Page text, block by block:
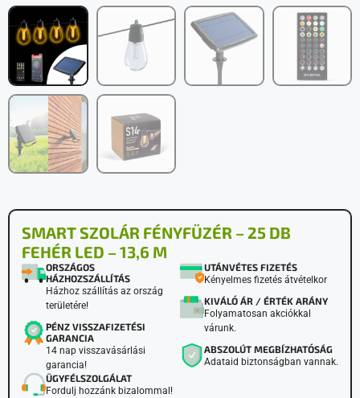
SMART SZOLÁR FÉNYFÜZÉR – 25 DB
FEHÉR LED – 13,6 M
ORSZÁGOS
HÁZHOZSZÁLLÍTÁS
Házhoz szállítás az ország
területére!
PÉNZ VISSZAFIZETÉSI
GARANCIA
14 nap visszavásárlási
garancia!
ÜGYFÉLSZOLGÁLAT
Fordulj hozzánk bizalommal!
UTÁNVÉTES FIZETÉS
Kényelmes fizetés átvételkor
KIVÁLÓ ÁR / ÉRTÉK ARÁNY
Folyamatosan akciókkal
várunk.
ABSZOLÚT MEGBÍZHATÓSÁG
Adataid biztonságban vannak.